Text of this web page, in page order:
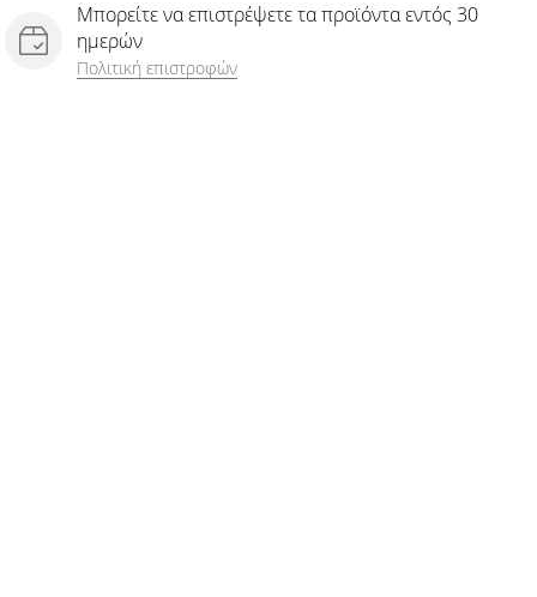
Μπορείτε να επιστρέψετε τα προϊόντα εντός 30
ημερών
Πολιτική επιστροφών